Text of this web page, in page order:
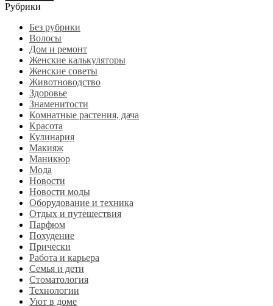
Рубрики
Без рубрики
Волосы
Дом и ремонт
Женские калькуляторы
Женские советы
Животноводство
Здоровье
Знаменитости
Комнатные растения, дача
Красота
Кулинария
Макияж
Маникюр
Мода
Новости
Новости моды
Оборудование и техника
Отдых и путешествия
Парфюм
Похудение
Прически
Работа и карьера
Семья и дети
Стоматология
Технологии
Уют в доме